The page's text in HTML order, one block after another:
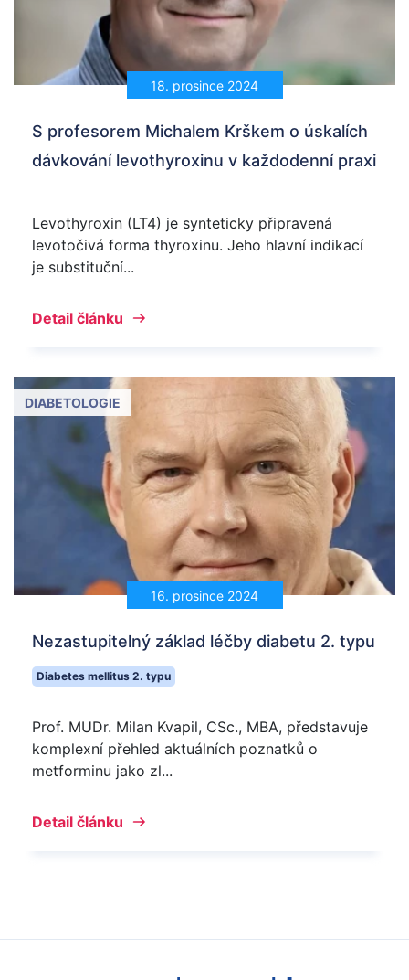
18. prosince 2024
S profesorem Michalem Krškem o úskalích
dávkování levothyroxinu v každodenní praxi
Levothyroxin (LT4) je synteticky připravená
levotočivá forma thyroxinu. Jeho hlavní indikací
je substituční...
Detail článku
16. prosince 2024
DIABETOLOGIE
Nezastupitelný základ léčby diabetu 2. typu
Diabetes mellitus 2. typu
Prof. MUDr. Milan Kvapil, CSc., MBA, představuje
komplexní přehled aktuálních poznatků o
metforminu jako zl...
Detail článku